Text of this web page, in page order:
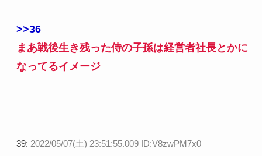
>>36
まあ戦後生き残った侍の子孫は経営者社長とかに
なってるイメージ
39: 2022/05/07(土) 23:51:55.009 ID:V8zwPM7x0